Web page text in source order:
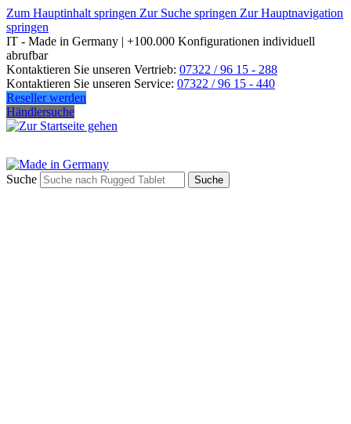
Zum Hauptinhalt springen Zur Suche springen Zur Hauptnavigation
springen
IT - Made in Germany | +100.000 Konfigurationen individuell
abrufbar
Kontaktieren Sie unseren Vertrieb: 07322 / 96 15 - 288
Kontaktieren Sie unseren Service: 07322 / 96 15 - 440
Reseller werden
Händlersuche
Suche Suche